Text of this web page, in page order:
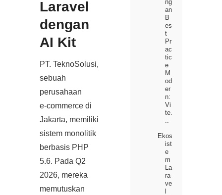
Laravel
dengan
AI Kit
PT. TeknoSolusi,
sebuah
perusahaan
e‑commerce di
Jakarta, memiliki
sistem monolitik
berbasis PHP
5.6. Pada Q2
2026, mereka
memutuskan
ng
an
B
es
t
Pr
ac
tic
e
M
od
er
n:
Vi
te.
Ekos
ist
e
m
La
ra
ve